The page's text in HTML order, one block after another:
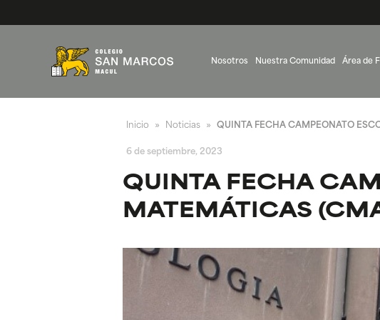
Nosotros Nuestra Comunidad Área de
Inicio » Noticias » QUINTA FECHA CAMPEONATO
6 de septiembre, 2023
QUINTA FECHA
MATEMÁTICAS